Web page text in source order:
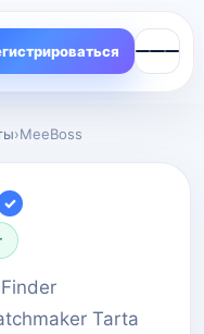
›MeeBoss
✓
Tarta